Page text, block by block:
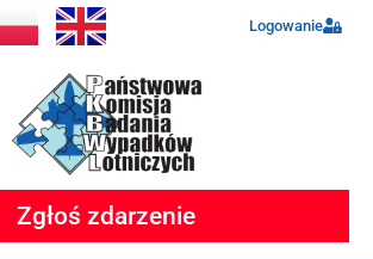
narzędzi
Logowanie
Zgłoś zdarzenie